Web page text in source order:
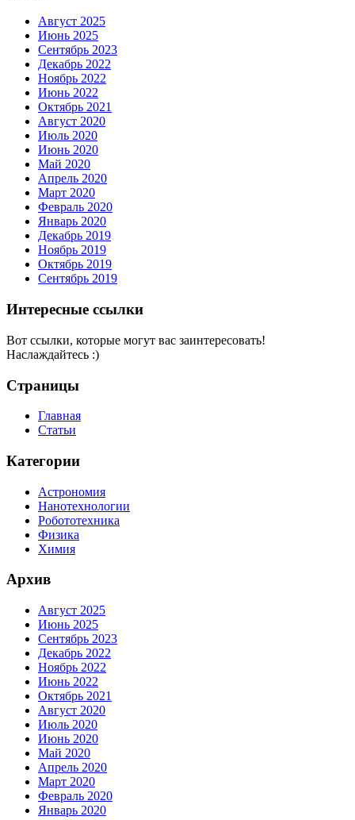
Август 2025
Июнь 2025
Сентябрь 2023
Декабрь 2022
Ноябрь 2022
Июнь 2022
Октябрь 2021
Август 2020
Июль 2020
Июнь 2020
Май 2020
Апрель 2020
Март 2020
Февраль 2020
Январь 2020
Декабрь 2019
Ноябрь 2019
Октябрь 2019
Сентябрь 2019
Интересные ссылки
Вот ссылки, которые могут вас заинтересовать!
Наслаждайтесь :)
Страницы
Главная
Статьи
Категории
Астрономия
Нанотехнологии
Робототехника
Физика
Химия
Архив
Август 2025
Июнь 2025
Сентябрь 2023
Декабрь 2022
Ноябрь 2022
Июнь 2022
Октябрь 2021
Август 2020
Июль 2020
Июнь 2020
Май 2020
Апрель 2020
Март 2020
Февраль 2020
Январь 2020